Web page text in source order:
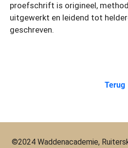
proefschrift is origineel,
uitgewerkt en leidend tot
geschreven.
Terug
©2024 Waddenacademie,